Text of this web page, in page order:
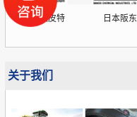
德国欧皮特 日本阪东
关于我们